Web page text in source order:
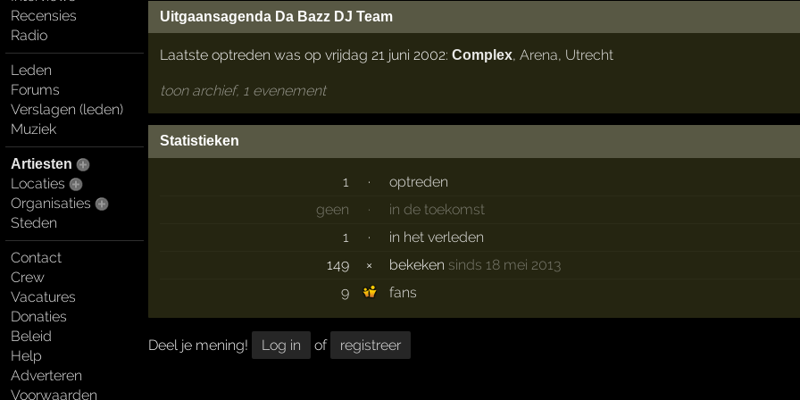
Recensies
Radio
Leden
Forums
Verslagen (leden)
Muziek
Artiesten
Locaties
Organisaties
Steden
Contact
Crew
Vacatures
Donaties
Beleid
Help
Adverteren
Voorwaarden
Uitgaansagenda Da Bazz DJ Team
Laatste optreden was op vrijdag 21 juni 2002: Complex, Arena, Utrecht
toon archief, 1 evenement
Statistieken
1 ·
optreden
geen
·
in de toekomst
1
·
in het verleden
149
× bekeken sinds 18 mei 2013
9
fans
Deel je mening! Log in of registreer